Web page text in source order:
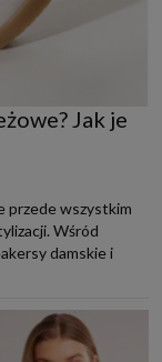
Jak je
przede wszystkim
Wśród
damskie i